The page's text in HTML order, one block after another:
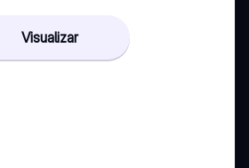
Visualizar